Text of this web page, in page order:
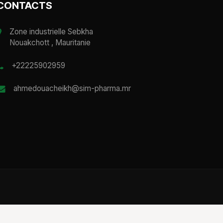
Zone industrielle Sebkha
Nouakchott , Mauritanie
+22225902959
ahmedouacheikh@sim-pharma.mr